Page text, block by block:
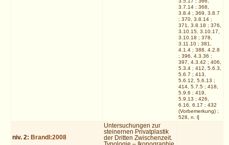
3.7.14 ; 368,
3.8.4 ; 369, 3.8.7
; 370, 3.8.14 ;
371, 3.8.18 ; 376,
3.10.15, 3.10.17,
3.10.18 ; 378,
3.11.10 ; 381,
4.1.4 ; 388, 4.2.8
; 396, 4.3.36 ;
397, 4.3.42 ; 406,
5.3.4 ; 412, 5.6.3,
5.6.7 ; 413,
5.6.12, 5.6.13 ;
414, 5.7.5 ; 418,
5.9.6 ; 419,
5.9.13 ; 426,
6.16, 6.17 ; 432
(Vorbemerkung) ;
528, n. l]
niv. 2: Brandl:2008
Untersuchungen zur
steinernen Privatplastik
der Dritten Zwischenzeit.